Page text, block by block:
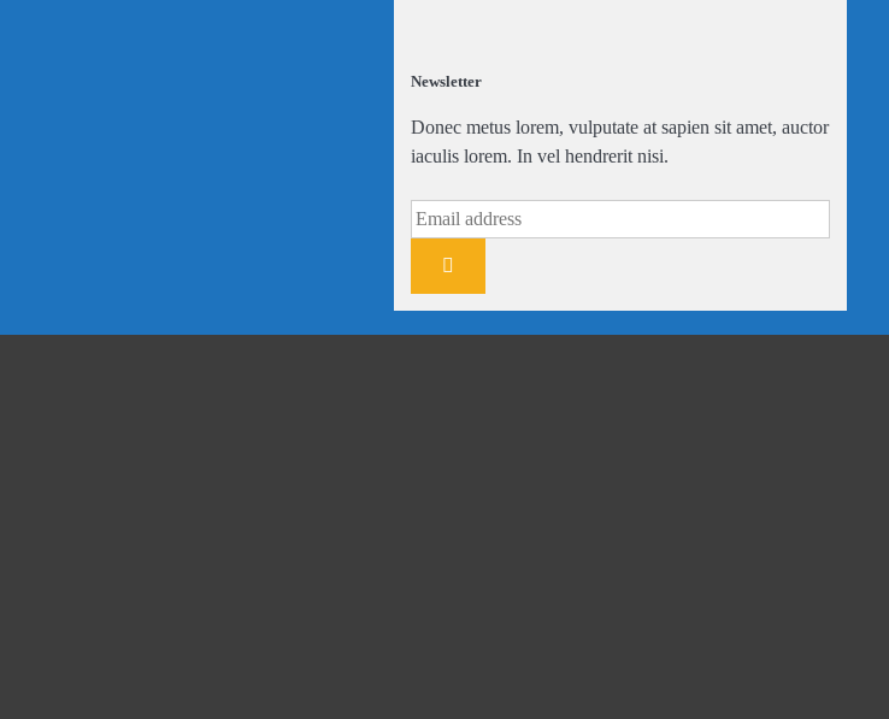
Newsletter
Donec metus lorem, vulputate at sapien sit amet, auctor
iaculis lorem. In vel hendrerit nisi.